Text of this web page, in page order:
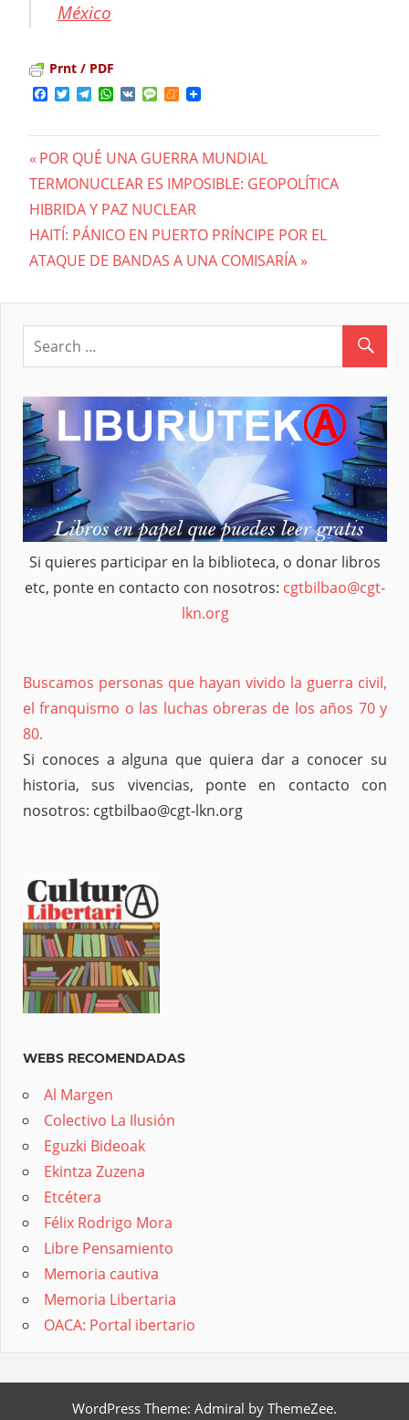
México
Prnt / PDF
Facebook
TwitterTelegram
WhatsApp
VK MessageMeneame
Navegación
de
entradas
Previous
Post:
POR QUÉ UNA GUERRA MUNDIAL
TERMONUCLEAR ES IMPOSIBLE: GEOPOLÍTICA
HIBRIDA Y PAZ NUCLEAR
Next
Post:
HAITÍ: PÁNICO EN PUERTO PRÍNCIPE POR EL
ATAQUE DE BANDAS A UNA COMISARÍA
Si quieres participar en la biblioteca, o donar libros
etc, ponte en contacto con nosotros: cgtbilbao@cgt-
lkn.org
Buscamos personas que hayan vivido la guerra civil,
el franquismo o las luchas obreras de los años 70 y
80.
Si conoces a alguna que quiera dar a conocer su
historia, sus vivencias, ponte en contacto con
nosotros: cgtbilbao@cgt-lkn.org
WEBS RECOMENDADAS
Al Margen
Colectivo La Ilusión
Eguzki Bideoak
Ekintza Zuzena
Etcétera
Félix Rodrigo Mora
Libre Pensamiento
Memoria cautiva
Memoria Libertaria
OACA: Portal ibertario
WordPress Theme: Admiral by ThemeZee.